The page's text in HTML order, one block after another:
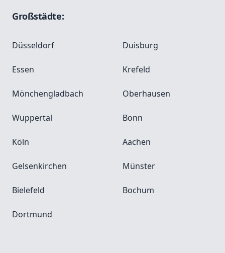
Großstädte:
Düsseldorf Duisburg
Essen Krefeld
Mönchengladbach Oberhausen
Wuppertal Bonn
Köln Aachen
Gelsenkirchen Münster
Bielefeld Bochum
Dortmund